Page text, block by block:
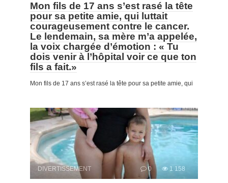
Mon fils de 17 ans s’est rasé la tête
pour sa petite amie, qui luttait
courageusement contre le cancer.
Le lendemain, sa mère m’a appelée,
la voix chargée d’émotion : « Tu
dois venir à l’hôpital voir ce que ton
fils a fait.»
Mon fils de 17 ans s’est rasé la tête pour sa petite amie, qui
DIVERTISSEMENT 0 1 158